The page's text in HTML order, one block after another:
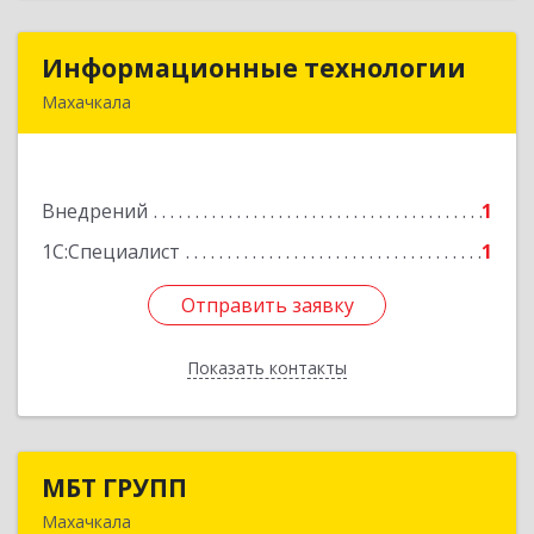
Информационные технологии
Махачкала
Внедрений
1
1С:Специалист
1
Отправить заявку
Показать контакты
Информационные технологии
Подробнее
Отправить заявку
Назад
МБТ ГРУПП
Махачкала